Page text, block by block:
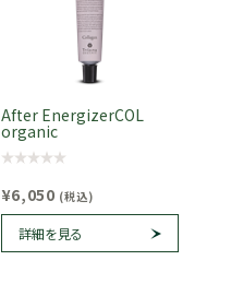
After EnergizerCOL
organic
¥6,050 (税込)
詳細を見る